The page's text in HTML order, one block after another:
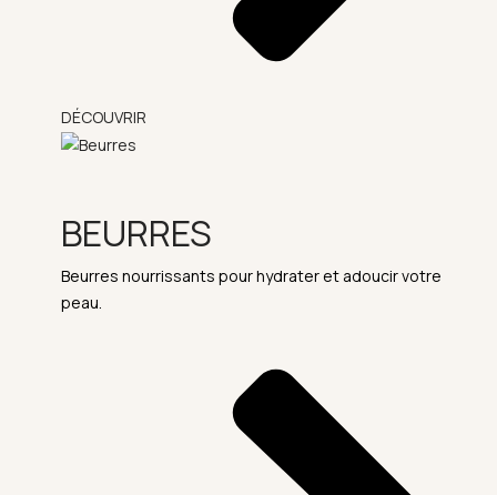
DÉCOUVRIR
BEURRES
Beurres nourrissants pour hydrater et adoucir votre
peau.